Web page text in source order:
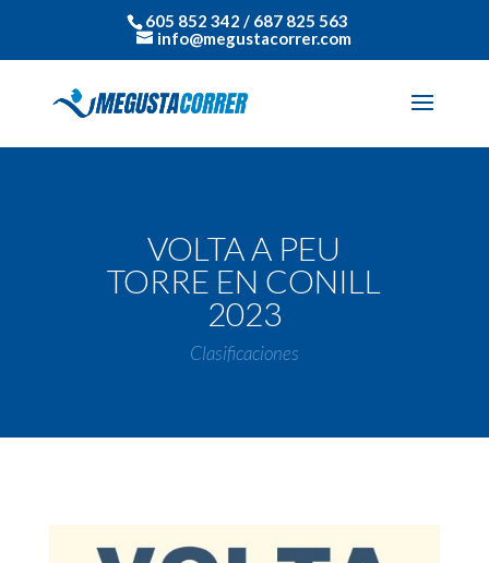
605 852 342 / 687 825 563
info@megustacorrer.com
VOLTA A PEU
TORRE EN CONILL
2023
Clasificaciones